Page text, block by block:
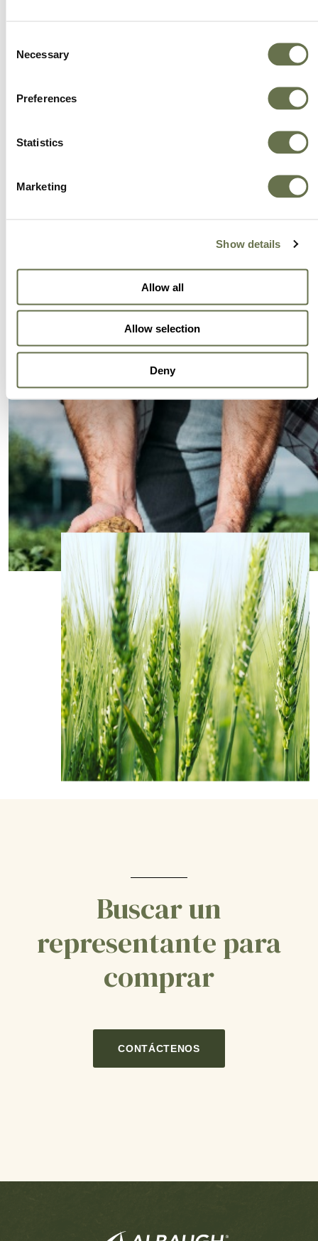
Selection
Necessary
Preferences
Statistics
Marketing
Show details
Allow all
Allow selection
Deny
Buscar un
representante para
comprar
CONTÁCTENOS